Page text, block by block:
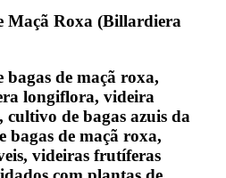
Maçã Roxa (Billardiera
bagas de maçã roxa,
longiflora, videira
de bagas azuis da
bagas de maçã roxa,
videiras frutíferas